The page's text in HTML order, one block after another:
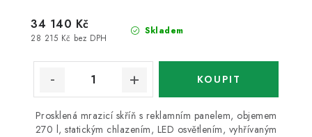
Skladem
28 215 Kč bez DPH
34 140 Kč
Prosklená mrazicí skříň s reklamním panelem, objemem
270 l, statickým chlazením, LED osvětlením, vyhřívaným